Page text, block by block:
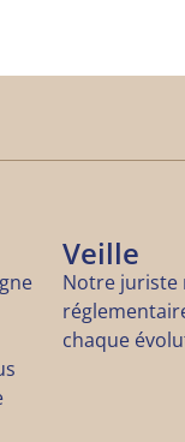
Veille
Notre juriste
chaque